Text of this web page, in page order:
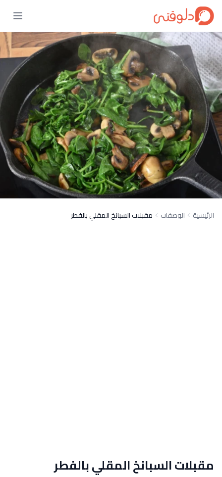
الرئيسية الوصفات مقبلات السبانخ المقلي بالفطر
مقبلات السبانخ المقلي بالفطر